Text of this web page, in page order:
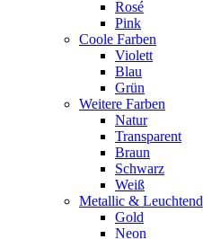
Rosé
Pink
Coole Farben
Violett
Blau
Grün
Weitere Farben
Natur
Transparent
Braun
Schwarz
Weiß
Metallic & Leuchtend
Gold
Neon